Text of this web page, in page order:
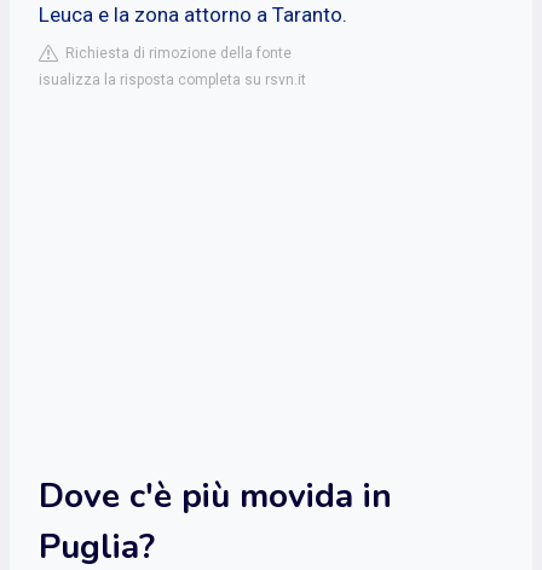
Leuca e la zona attorno a Taranto.
Richiesta di rimozione della fonte
isualizza la risposta completa su rsvn.it
Dove c'è più movida in
Puglia?